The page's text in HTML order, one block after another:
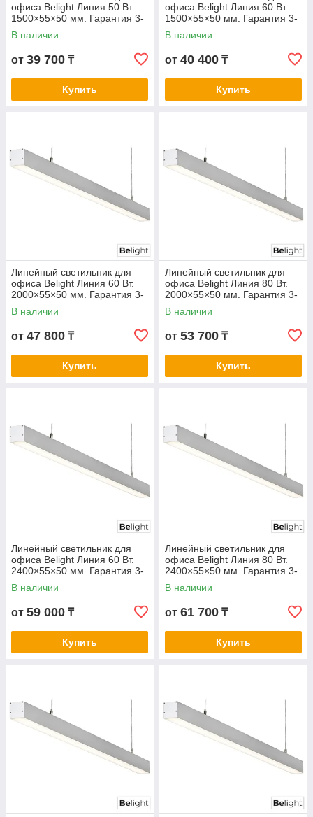
офиса Belight Линия 50 Вт.
1500×55×50 мм. Гарантия 3-
5 лет. Сертификат СТ КЗ.
Любой цвет корпуса
В наличии
от 39 700 ₸
Купить
офиса Belight Линия 60 Вт.
1500×55×50 мм. Гарантия 3-
5 лет. Сертификат СТ КЗ.
Любой цвет корпуса
В наличии
от 40 400 ₸
Купить
Линейный светильник для
офиса Belight Линия 60 Вт.
2000×55×50 мм. Гарантия 3-
5 лет. Сертификат СТ КЗ.
Любой цвет корпуса
В наличии
от 47 800 ₸
Купить
Линейный светильник для
офиса Belight Линия 80 Вт.
2000×55×50 мм. Гарантия 3-
5 лет. Сертификат СТ КЗ.
Любой цвет корпуса
В наличии
от 53 700 ₸
Купить
Линейный светильник для
офиса Belight Линия 60 Вт.
2400×55×50 мм. Гарантия 3-
5 лет. Сертификат СТ КЗ.
Любой цвет корпуса
В наличии
от 59 000 ₸
Купить
Линейный светильник для
офиса Belight Линия 80 Вт.
2400×55×50 мм. Гарантия 3-
5 лет. Сертификат СТ КЗ.
Любой цвет корпуса
В наличии
от 61 700 ₸
Купить